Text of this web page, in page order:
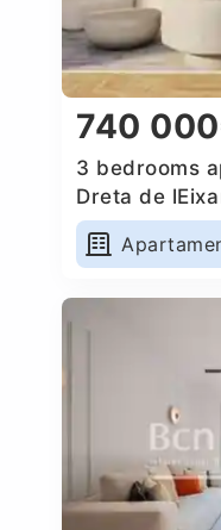
740
3 bedrooms
Dreta de